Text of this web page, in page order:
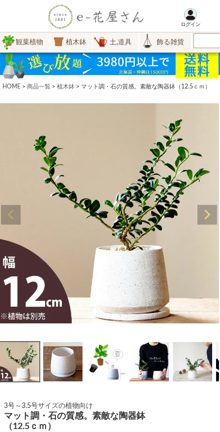
ログイン
観葉植物 植木鉢 土,道具 飾る雑貨
HOME 商品一覧 植木鉢 マット調・石の質感。素敵な陶器鉢（12.5ｃｍ）
3号～3.5号サイズの植物向け
マット調・石の質感。素敵な陶器鉢
（12.5ｃｍ）